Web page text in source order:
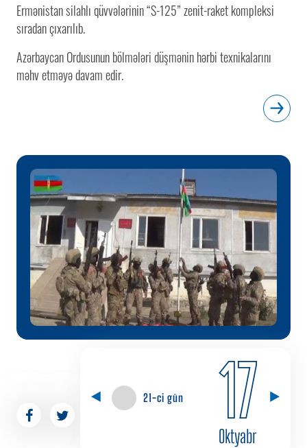
Ermənistan silahlı qüvvələrinin “S-125” zenit-raket kompleksi
sıradan çıxarılıb.
Azərbaycan Ordusunun bölmələri düşmənin hərbi texnikalarını
məhv etməyə davam edir.
21-ci gün 17
Oktyabr